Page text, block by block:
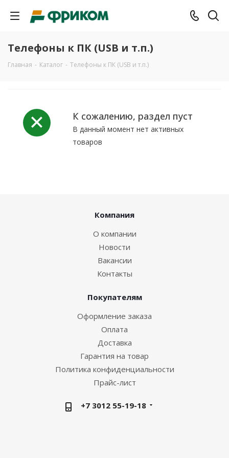
Телефоны к ПК (USB и т.п.)
Главная - Каталог - Телефоны к ПК (USB и т.п.)
К сожалению, раздел пуст
В данный момент нет активных
товаров
Компания
О компании
Новости
Вакансии
Контакты
Покупателям
Оформление заказа
Оплата
Доставка
Гарантия на товар
Политика конфиденциальности
Прайс-лист
+7 3012 55-19-18